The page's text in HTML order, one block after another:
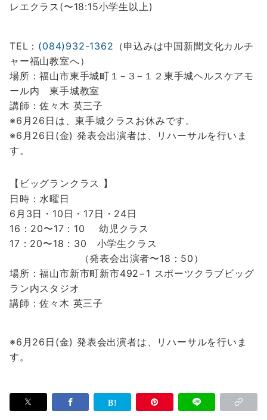
レエクラス(〜18:15小学生以上)
TEL ： (084)932-1362 （申込みは中国新聞文化カルチ
ャー福山教室へ）
場所：福山市東手城町１−３−１２東手城ヘルスケアモ
ール内 東手城教室
講師：佐々木 英三子
※6月26日は、東手城クラスお休みです。
※6月26日(金) 発表会出演者は、リハーサルを行いま
す。
【ビッグランクラス 】
日時：水曜日
6月3日・10日・17日・24日
16：20〜17：10 幼児クラス
17：20〜18：30 小学生クラス
（発表会出演者〜18：50）
場所：福山市新市町新市492−1 スポーツクラブビッグ
ラン内スタジオ
講師：佐々木 英三子
※6月26日(金) 発表会出演者は、リハーサルを行いま
す。